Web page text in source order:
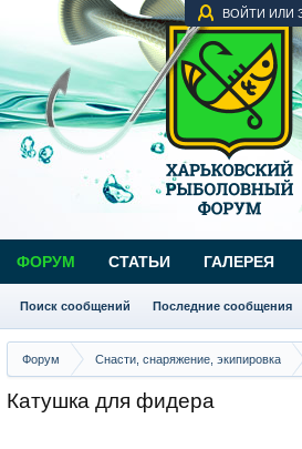
ВОЙТИ ИЛИ
Форум Снасти, снаряжение, экипировка
Катушка для фидера
ФОРУМ
Поиск сообщений Последние сообщения
СТАТЬИ ГАЛЕРЕЯ